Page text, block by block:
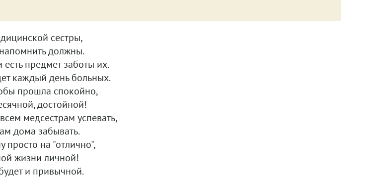
сестры,
должны.
предмет заботы их.
каждый день больных.
прошла спокойно,
достойной!
медсестрам успевать,
дома забывать.
просто на "отлично",
жизни личной!
и привычной.